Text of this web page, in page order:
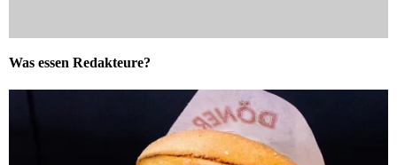
Was essen Redakteure?